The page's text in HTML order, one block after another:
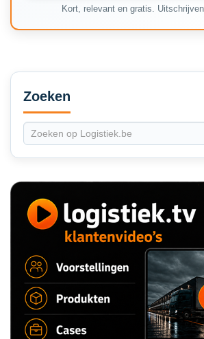
Kort, relevant en gratis.
Secondary
Sidebar
Zoeken